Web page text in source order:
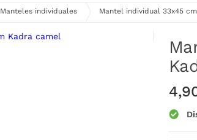
Manteles individuales Mantel individual 33x45